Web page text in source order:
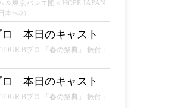
東京バレエ団＜HOPE JAPAN
本への...
ロ 本日のキャスト
Bプロ 「春の祭典」 振付：
ロ 本日のキャスト
Bプロ 「春の祭典」 振付：